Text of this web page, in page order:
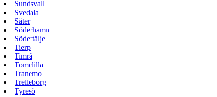
Sundsvall
Svedala
Säter
Söderhamn
Södertälje
Tierp
Timrå
Tomelilla
Tranemo
Trelleborg
Tyresö